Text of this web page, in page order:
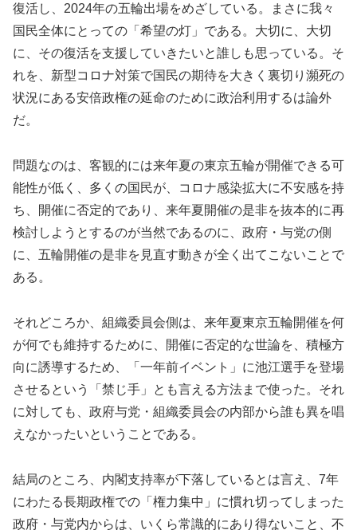
復活し、2024年の五輪出場をめざしている。まさに我々
国民全体にとっての「希望の灯」である。大切に、大切
に、その復活を支援していきたいと誰しも思っている。そ
れを、新型コロナ対策で国民の期待を大きく裏切り瀕死の
状況にある安倍政権の延命のために政治利用するは論外
だ。
問題なのは、客観的には来年夏の東京五輪が開催できる可
能性が低く、多くの国民が、コロナ感染拡大に不安感を持
ち、開催に否定的であり、来年夏開催の是非を抜本的に再
検討しようとするのが当然であるのに、政府・与党の側
に、五輪開催の是非を見直す動きが全く出てこないことで
ある。
それどころか、組織委員会側は、来年夏東京五輪開催を何
が何でも維持するために、開催に否定的な世論を、積極方
向に誘導するため、「一年前イベント」に池江選手を登場
させるという「禁じ手」とも言える方法まで使った。それ
に対しても、政府与党・組織委員会の内部から誰も異を唱
えなかったいということである。
結局のところ、内閣支持率が下落しているとは言え、7年
にわたる長期政権での「権力集中」に慣れ切ってしまった
政府・与党内からは、いくら常識的にあり得ないこと、不